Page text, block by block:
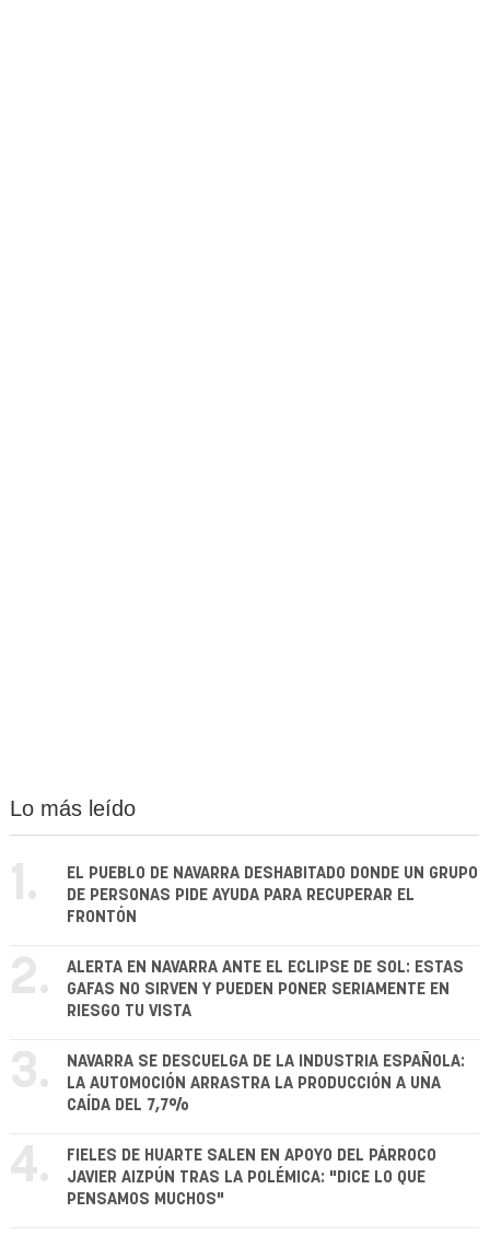
Lo más leído
1.
EL PUEBLO DE NAVARRA DESHABITADO DONDE UN GRUPO
DE PERSONAS PIDE AYUDA PARA RECUPERAR EL
FRONTÓN
2.
ALERTA EN NAVARRA ANTE EL ECLIPSE DE SOL: ESTAS
GAFAS NO SIRVEN Y PUEDEN PONER SERIAMENTE EN
RIESGO TU VISTA
3.
NAVARRA SE DESCUELGA DE LA INDUSTRIA ESPAÑOLA:
LA AUTOMOCIÓN ARRASTRA LA PRODUCCIÓN A UNA
CAÍDA DEL 7,7%
4.
FIELES DE HUARTE SALEN EN APOYO DEL PÁRROCO
JAVIER AIZPÚN TRAS LA POLÉMICA: "DICE LO QUE
PENSAMOS MUCHOS"